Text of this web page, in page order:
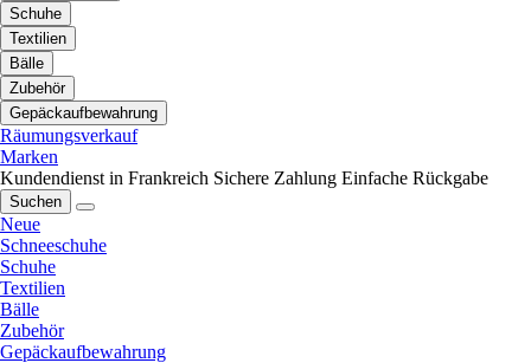
Schuhe
Textilien
Bälle
Zubehör
Gepäckaufbewahrung
Räumungsverkauf
Marken
Kundendienst in Frankreich Sichere Zahlung Einfache Rückgabe
Suchen
Neue
Schneeschuhe
Schuhe
Textilien
Bälle
Zubehör
Gepäckaufbewahrung